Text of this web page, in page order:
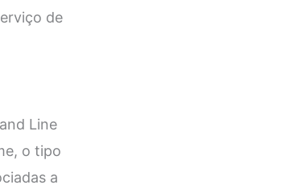
de
Line
o tipo
a